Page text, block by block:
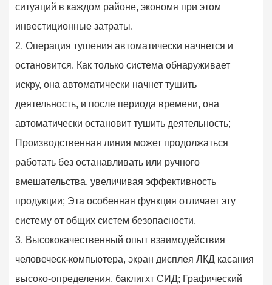
ситуаций в каждом районе, экономя при этом
инвестиционные затраты.
2. Операция тушения автоматически начнется и
остановится. Как только система обнаруживает
искру, она автоматически начнет тушить
деятельность, и после периода времени, она
автоматически остановит тушить деятельность;
Производственная линия может продолжаться
работать без останавливать или ручного
вмешательства, увеличивая эффективность
продукции; Эта особенная функция отличает эту
систему от общих систем безопасности.
3. Высококачественный опыт взаимодействия
человеческ-компьютера, экран дисплея ЛКД касания
высоко-определения, баклигхт СИД; Графический